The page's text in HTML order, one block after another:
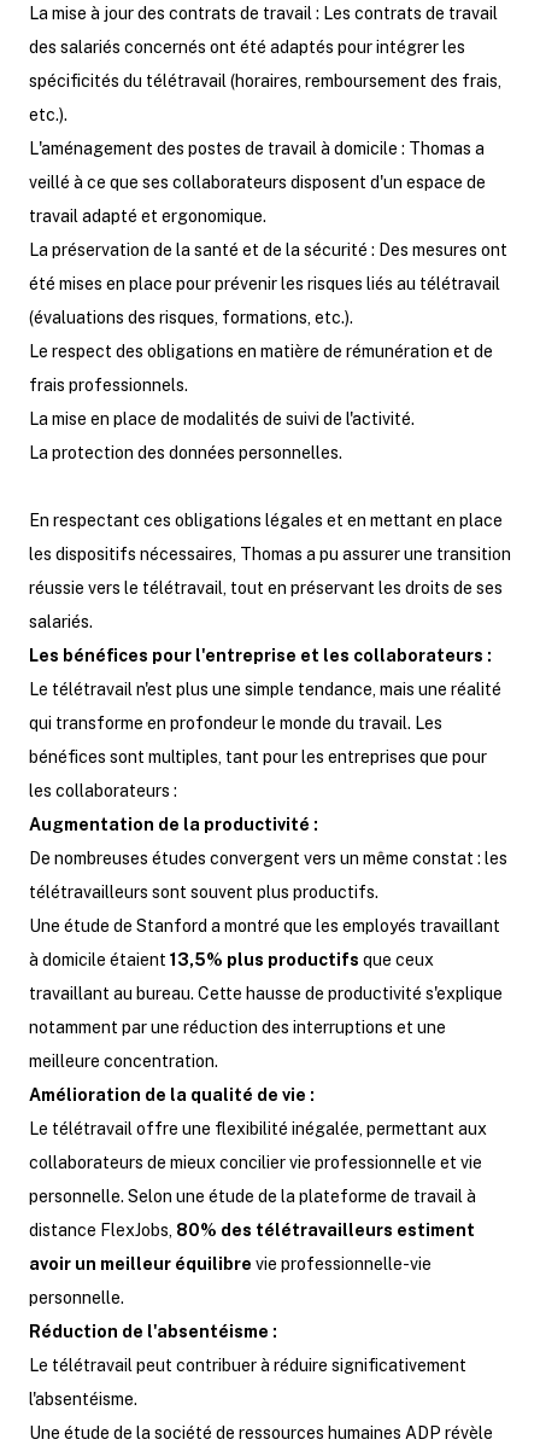
La mise à jour des contrats de travail : Les contrats de travail
des salariés concernés ont été adaptés pour intégrer les
spécificités du télétravail (horaires, remboursement des frais,
etc.).
L'aménagement des postes de travail à domicile : Thomas a
veillé à ce que ses collaborateurs disposent d'un espace de
travail adapté et ergonomique.
La préservation de la santé et de la sécurité : Des mesures ont
été mises en place pour prévenir les risques liés au télétravail
(évaluations des risques, formations, etc.).
Le respect des obligations en matière de rémunération et de
frais professionnels.
La mise en place de modalités de suivi de l'activité.
La protection des données personnelles.
En respectant ces obligations légales et en mettant en place
les dispositifs nécessaires, Thomas a pu assurer une transition
réussie vers le télétravail, tout en préservant les droits de ses
salariés.
Les bénéfices pour l'entreprise et les collaborateurs :
Le télétravail n'est plus une simple tendance, mais une réalité
qui transforme en profondeur le monde du travail. Les
bénéfices sont multiples, tant pour les entreprises que pour
les collaborateurs :
Augmentation de la productivité :
De nombreuses études convergent vers un même constat : les
télétravailleurs sont souvent plus productifs.
Une étude de Stanford a montré que les employés travaillant
à domicile étaient 13,5% plus productifs que ceux
travaillant au bureau. Cette hausse de productivité s'explique
notamment par une réduction des interruptions et une
meilleure concentration.
Amélioration de la qualité de vie :
Le télétravail offre une flexibilité inégalée, permettant aux
collaborateurs de mieux concilier vie professionnelle et vie
personnelle. Selon une étude de la plateforme de travail à
distance FlexJobs, 80% des télétravailleurs estiment
avoir un meilleur équilibre vie professionnelle-vie
personnelle.
Réduction de l'absentéisme :
Le télétravail peut contribuer à réduire significativement
l'absentéisme.
Une étude de la société de ressources humaines ADP révèle